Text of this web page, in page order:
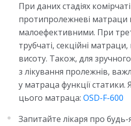
При даних стадіях
протипролежневі матраци
малоефективними. При
трубчаті, секційні
висоту. Також, для
з лікування пролежнів,
у матраца функції статики.
цього матраца: OSD-F-600
Запитайте лікаря про будь-